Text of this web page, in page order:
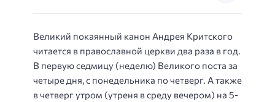
Великий покаянный канон Андрея Критского
читается в православной церкви два раза в год.
В первую седмицу (неделю) Великого поста за
четыре дня, с понедельника по четверг. А также
в четверг утром (утреня в среду вечером) на 5-